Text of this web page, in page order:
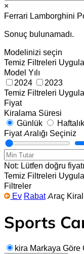
×
Ferrari Lamborghini
Sonuç bulunamadı.
Modelinizi seçin
Temiz Filtreleri Uygula
Model Yılı
2024
2023
Temiz Filtreleri Uygula
Fiyat
Kiralama Süresi
Günlük
Haftalık
Fiyat Aralığı Seçiniz
Not: Lütfen doğru
Temiz Filtreleri Uygula
Filtreler
Ev Rabat Araç
Sports
kira Markaya Göre